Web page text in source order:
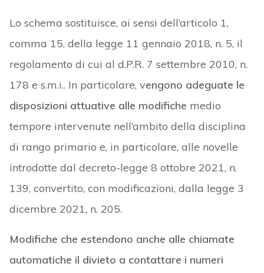
Lo schema sostituisce, ai sensi dell’articolo 1,
comma 15, della legge 11 gennaio 2018, n. 5, il
regolamento di cui al d.P.R. 7 settembre 2010, n.
178 e s.m.i.. In particolare, vengono adeguate le
disposizioni attuative alle modifiche medio
tempore intervenute nell’ambito della disciplina
di rango primario e, in particolare, alle novelle
introdotte dal decreto-legge 8 ottobre 2021, n.
139, convertito, con modificazioni, dalla legge 3
dicembre 2021, n. 205.
Modifiche che estendono anche alle chiamate
automatiche il divieto a contattare i numeri